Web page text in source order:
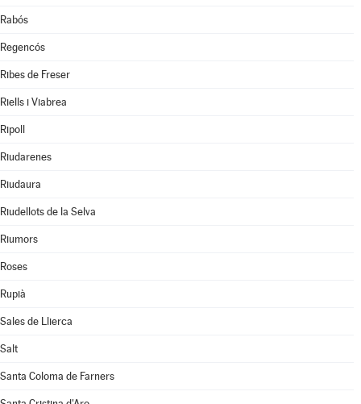
Rabós
Regencós
Ribes de Freser
Riells i Viabrea
Ripoll
Riudarenes
Riudaura
Riudellots de la Selva
Riumors
Roses
Rupià
Sales de Llierca
Salt
Santa Coloma de Farners